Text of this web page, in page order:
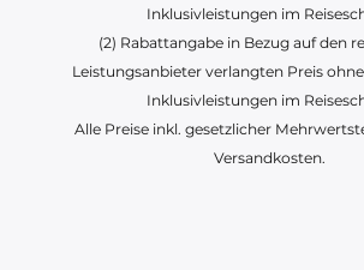
Inklusivleistungen im
(2) Rabattangabe in Bezug auf den
Leistungsanbieter verlangten Preis
Inklusivleistungen im
Alle Preise inkl. gesetzlicher
Versandkosten.